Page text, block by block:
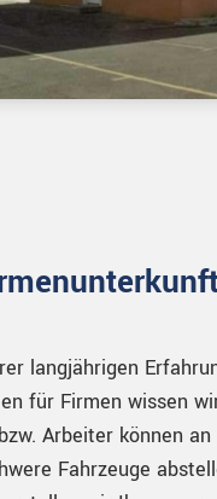
langjährigen
für Firmen wissen
Arbeiter können
Fahrzeuge